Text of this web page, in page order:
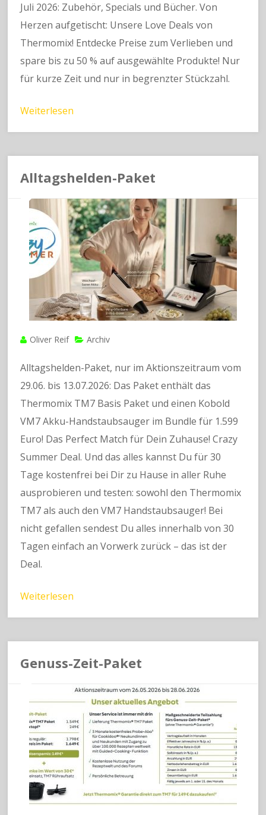
Juli 2026: Zubehör, Specials und Bücher. Von
Herzen aufgetischt: Unsere Love Deals von
Thermomix! Entdecke Preise zum Verlieben und
spare bis zu 50 % auf ausgewählte Produkte! Nur
für kurze Zeit und nur in begrenzter Stückzahl.
Weiterlesen
Alltagshelden-Paket
Oliver Reif Archiv
Alltagshelden-Paket, nur im Aktionszeitraum vom
29.06. bis 13.07.2026: Das Paket enthält das
Thermomix TM7 Basis Paket und einen Kobold
VM7 Akku-Handstaubsauger im Bundle für 1.599
Euro! Das Perfect Match für Dein Zuhause! Crazy
Summer Deal. Und das alles kannst Du für 30
Tage kostenfrei bei Dir zu Hause in aller Ruhe
ausprobieren und testen: sowohl den Thermomix
TM7 als auch den VM7 Handstaubsauger! Bei
nicht gefallen sendest Du alles innerhalb von 30
Tagen einfach an Vorwerk zurück – das ist der
Deal.
Weiterlesen
Genuss-Zeit-Paket